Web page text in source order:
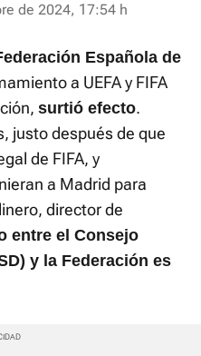
de 2024, 17:54 h
Española de
a UEFA y FIFA
surtió efecto.
justo después de que
de FIFA, y
a Madrid para
director de
entre el Consejo
y la Federación es